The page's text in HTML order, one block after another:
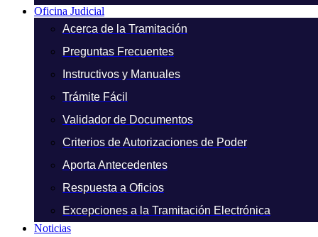
Oficina Judicial
Acerca de la Tramitación
Preguntas Frecuentes
Instructivos y Manuales
Trámite Fácil
Validador de Documentos
Criterios de Autorizaciones de Poder
Aporta Antecedentes
Respuesta a Oficios
Excepciones a la Tramitación Electrónica
Noticias